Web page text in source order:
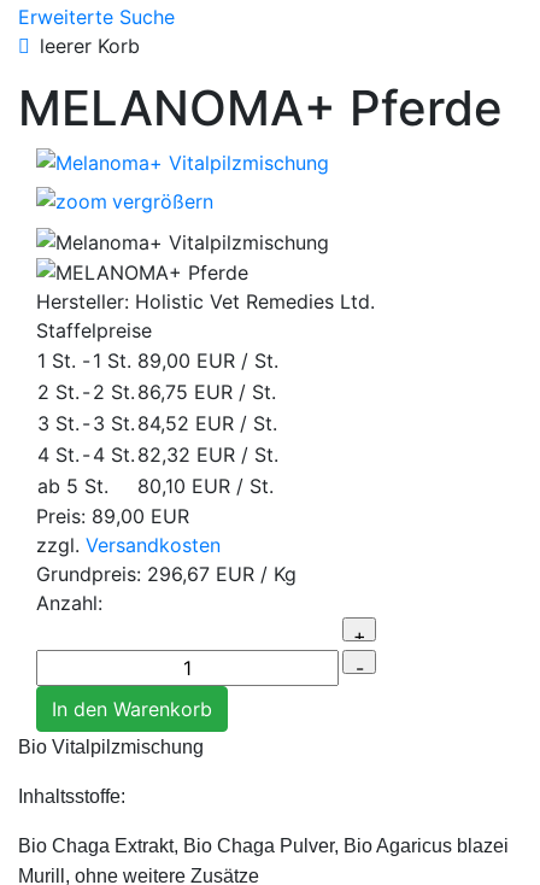
Erweiterte Suche
leerer Korb
MELANOMA+ Pferde
vergrößern
Hersteller: Holistic Vet Remedies Ltd.
Staffelpreise
1 St. -1 St. 89,00 EUR / St.
2 St. -2 St. 86,75 EUR / St.
3 St. -3 St. 84,52 EUR / St.
4 St. -4 St. 82,32 EUR / St.
ab 5 St.
80,10 EUR / St.
Preis: 89,00 EUR
zzgl. Versandkosten
Grundpreis: 296,67 EUR / Kg
Anzahl:
Bio Vitalpilzmischung
Inhaltsstoffe:
Bio Chaga Extrakt, Bio Chaga Pulver, Bio Agaricus blazei
Murill, ohne weitere Zusätze